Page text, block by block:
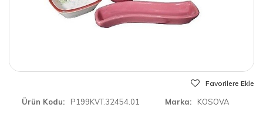
Favorilere Ekle
Ürün Kodu P199KVT.32454.01 Marka KOSOVA